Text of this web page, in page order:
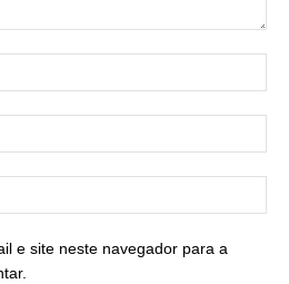
e site neste navegador para a